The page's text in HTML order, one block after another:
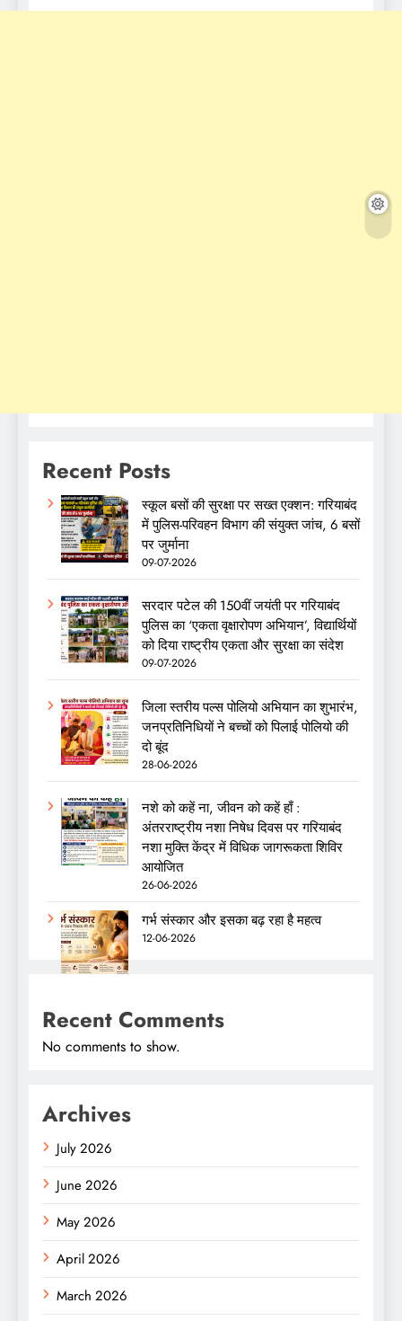
Recent Posts
स्कूल बसों की सुरक्षा पर सख्त एक्शन: गरियाबंद
में पुलिस-परिवहन विभाग की संयुक्त जांच, 6 बसों
पर जुर्माना
09-07-2026
सरदार पटेल की 150वीं जयंती पर गरियाबंद
पुलिस का ‘एकता वृक्षारोपण अभियान’, विद्यार्थियों
को दिया राष्ट्रीय एकता और सुरक्षा का संदेश
09-07-2026
जिला स्तरीय पल्स पोलियो अभियान का शुभारंभ,
जनप्रतिनिधियों ने बच्चों को पिलाई पोलियो की
दो बूंद
28-06-2026
नशे को कहें ना, जीवन को कहें हाँ :
अंतरराष्ट्रीय नशा निषेध दिवस पर गरियाबंद
नशा मुक्ति केंद्र में विधिक जागरूकता शिविर
आयोजित
26-06-2026
गर्भ संस्कार और इसका बढ़ रहा है महत्व
12-06-2026
Recent Comments
No comments to show.
Archives
July 2026
June 2026
May 2026
April 2026
March 2026